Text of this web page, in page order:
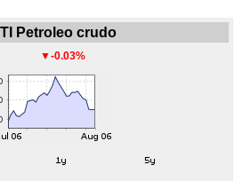
Petroleo crudo
▼-0.03%